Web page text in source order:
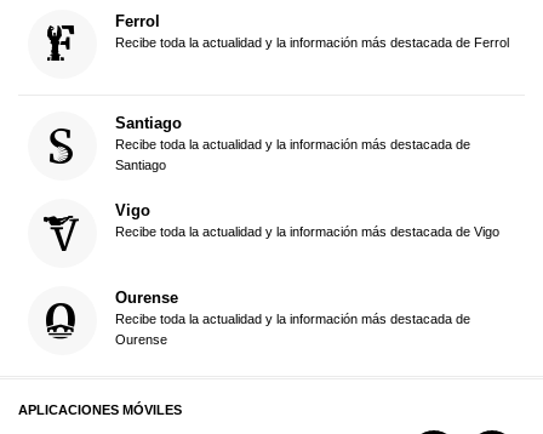
Ferrol
Recibe toda la actualidad y la información más destacada de Ferrol
Santiago
Recibe toda la actualidad y la información más destacada de
Santiago
Vigo
Recibe toda la actualidad y la información más destacada de Vigo
Ourense
Recibe toda la actualidad y la información más destacada de
Ourense
APLICACIONES MÓVILES